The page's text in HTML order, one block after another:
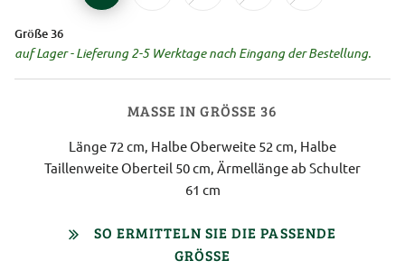
Größe 36
auf Lager - Lieferung 2-5 Werktage nach Eingang der Bestellung.
MASSE IN GRÖSSE 36
Länge 72 cm, Halbe Oberweite 52 cm, Halbe
Taillenweite Oberteil 50 cm, Ärmellänge ab Schulter
61 cm
SO ERMITTELN SIE DIE PASSENDE
GRÖSSE